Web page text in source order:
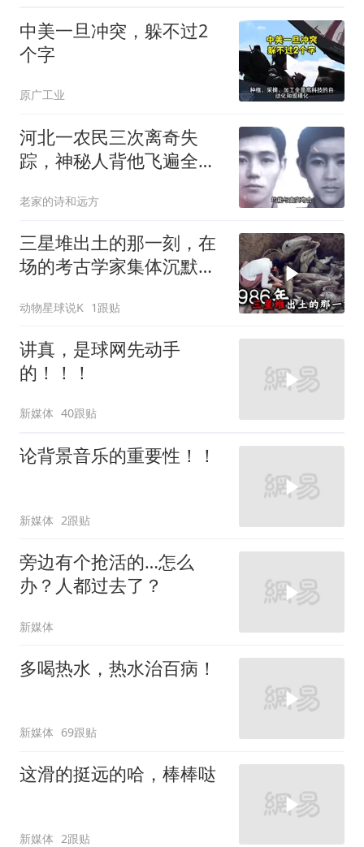
中美一旦冲突，躲不过2
个字
原广工业
河北一农民三次离奇失
踪，神秘人背他飞遍全中
老家的诗和远方
三星堆出土的那一刻，在
场的考古学家集体沉默
动物星球说K 1跟贴
讲真，是球网先动手
的！！！
新媒体 40跟贴
论背景音乐的重要性！！
新媒体 2跟贴
旁边有个抢活的…怎么
办？人都过去了？
新媒体
多喝热水，热水治百病！
新媒体 69跟贴
这滑的挺远的哈，棒棒哒
新媒体 2跟贴